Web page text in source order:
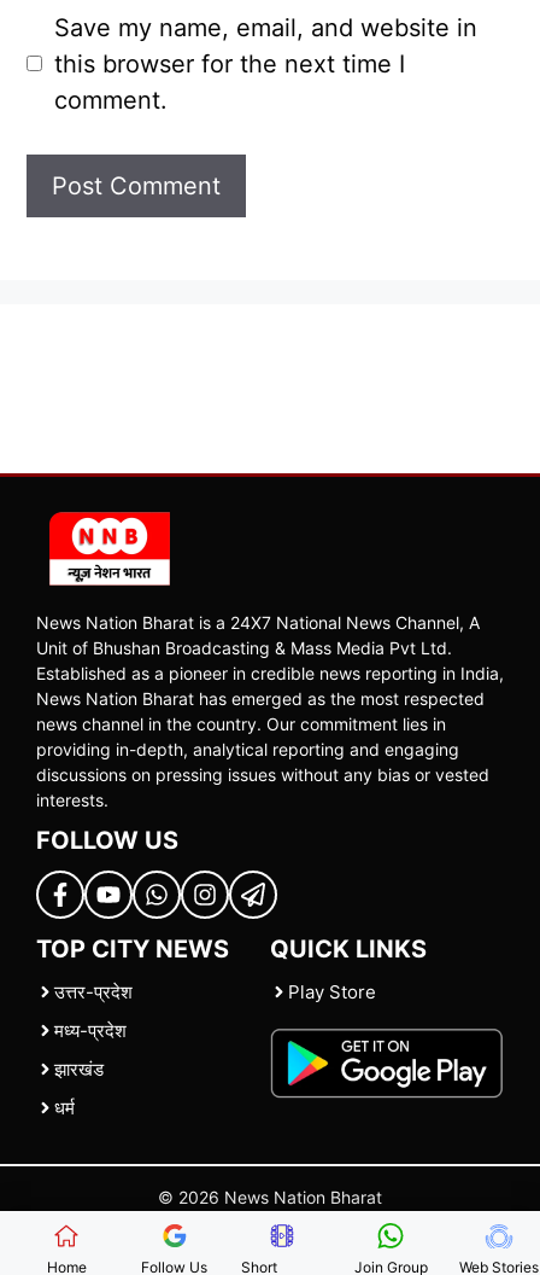
Save my name, email, and website in
this browser for the next time I
comment.
News Nation Bharat is a 24X7 National News Channel, A
Unit of Bhushan Broadcasting & Mass Media Pvt Ltd.
Established as a pioneer in credible news reporting in India,
News Nation Bharat has emerged as the most respected
news channel in the country. Our commitment lies in
providing in-depth, analytical reporting and engaging
discussions on pressing issues without any bias or vested
interests.
FOLLOW US
TOP CITY NEWS
उत्तर-प्रदेश
मध्य-प्रदेश
झारखंड
धर्म
QUICK LINKS
Play Store
© 2026 News Nation Bharat
| |Contact Us |Policies Terms and Conditions
Home Follow Us Short Join Group Web Stories